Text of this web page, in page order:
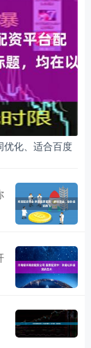
优化、适合百度